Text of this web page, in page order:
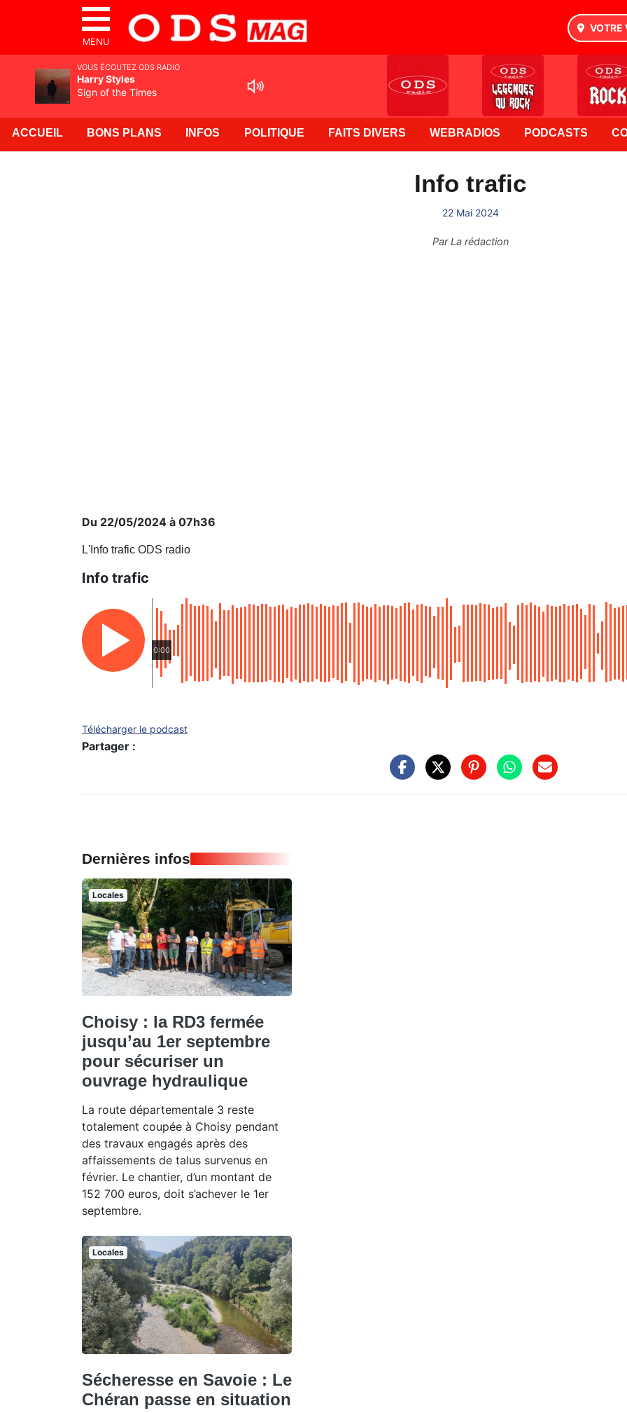
MENU
VOTRE
ACCUEIL BONS PLANS INFOS POLITIQUE FAITS DIVERS WEBRADIOS PODCASTS
Info trafic
22 Mai 2024
ParLa rédaction
Du 22/05/2024 à 07h36
L'Info trafic ODS radio
Info trafic
0:00
Télécharger le podcast
Partager :
Dernières infos
Locales
Choisy : la RD3 fermée
jusqu’au 1er septembre
pour sécuriser un
ouvrage hydraulique
La route départementale 3 reste
totalement coupée à Choisy pendant
des travaux engagés après des
affaissements de talus survenus en
février. Le chantier, d’un montant de
152 700 euros, doit s’achever le 1er
septembre.
Locales
Sécheresse en Savoie : Le
Chéran passe en situation
VOUS ÉCOUTEZ ODS RADIO
Harry Styles
Sign of the Times